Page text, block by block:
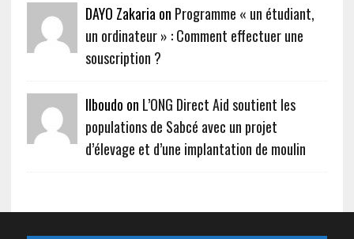
DAYO Zakaria on Programme « un étudiant,
un ordinateur » : Comment effectuer une
souscription ?
Ilboudo on L’ONG Direct Aid soutient les
populations de Sabcé avec un projet
d’élevage et d’une implantation de moulin